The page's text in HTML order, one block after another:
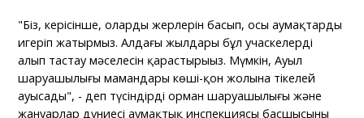
"Біз, керісінше, олардың жерлерін басып, осы аумақтарды
игеріп жатырмыз. Алдағы жылдары бұл учаскелерді
алып тастау мәселесін қарастырыңыз. Мүмкін, Ауыл
шаруашылығы мамандары көші-қон жолына тікелей
ауысады", - деп түсіндірді орман шаруашылығы және
жануарлар дүниесі аумақтық инспекциясы басшысының